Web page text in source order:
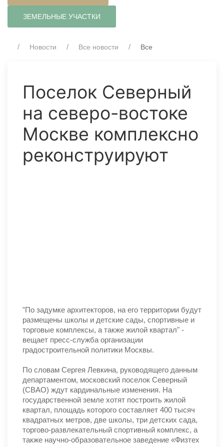
ЗЕМЕЛЬНЫЕ УЧАСТКИ
Новости Все новости Все
Поселок Северный
на северо-востоке
Москве комплексно
реконструируют
"По задумке архитекторов, на его территории будут
размещены школы и детские сады, спортивные и
торговые комплексы, а также жилой квартал" -
вещает пресс-служба организации
градостроительной политики Москвы.
По словам Сергея Левкина, руководящего данным
департаментом, московский поселок Северный
(СВАО) ждут кардинальные изменения. На
государственной земле хотят построить жилой
квартал, площадь которого составляет 400 тысяч
квадратных метров, две школы, три детских сада,
торгово-развлекательный спортивный комплекс, а
также научно-образовательное заведение «Физтех